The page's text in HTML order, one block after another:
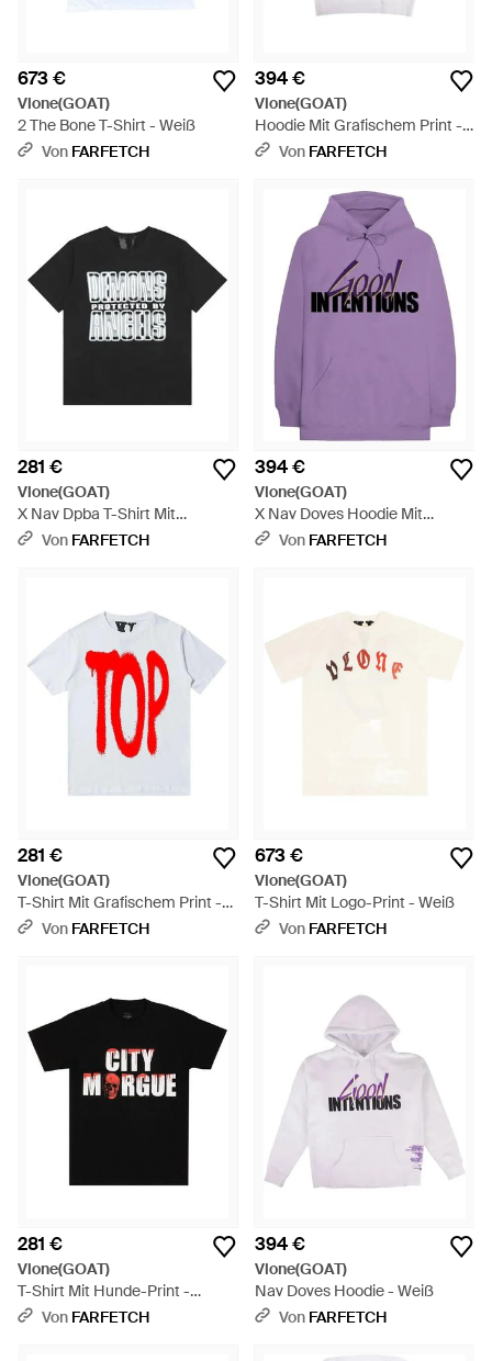
673 €
Vlone(GOAT)
2 The Bone T-Shirt - Weiß
Von FARFETCH
394 €
Vlone(GOAT)
Hoodie Mit Grafischem Print -
WeißVon FARFETCH
281 €
Vlone(GOAT)
X Nav Dpba T-Shirt Mit
Grafischem Print - Schwarz
Von FARFETCH
394 €
Vlone(GOAT)
X Nav Doves Hoodie Mit
Kordelzug - Lila
Von FARFETCH
281 €
Vlone(GOAT)
T-Shirt Mit Grafischem Print -
RotVon FARFETCH
673 €
Vlone(GOAT)
T-Shirt Mit Logo-Print - Weiß
Von FARFETCH
281 €
Vlone(GOAT)
T-Shirt Mit Hunde-Print -
Schwarz
Von FARFETCH
394 €
Vlone(GOAT)
Nav Doves Hoodie - Weiß
Von FARFETCH